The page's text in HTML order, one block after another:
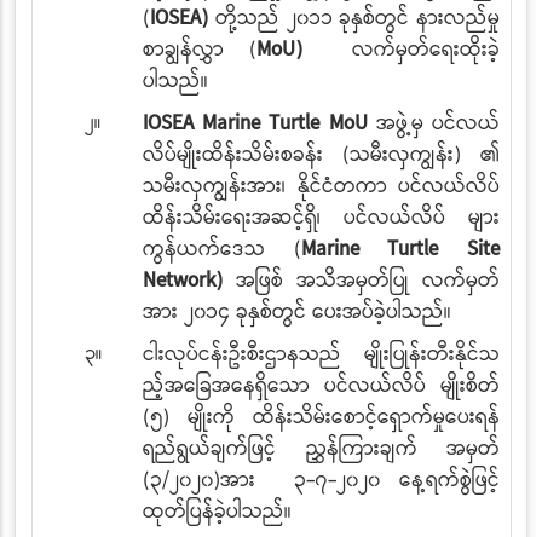
(IOSEA) တို့သည် ၂၀၁၁ ခုနှစ်တွင် နားလည်မှု
စာချွန်လွှာ (MoU)လက်မှတ်ရေးထိုးခဲ့
ပါသည်။
၂။ IOSEA Marine Turtle MoU အဖွဲ့မှ ပင်လယ်
လိပ်မျိုးထိန်းသိမ်းစခန်း (သမီးလှကျွန်း)
၏
သမီးလှကျွန်းအား၊ နိုင်ငံတကာ ပင်လယ်လိပ်
ထိန်းသိမ်းရေးအဆင့်ရှိ၊ ပင်လယ်လိပ်
များ
ကွန်ယက်ဒေသ (Marine Turtle Site
Network) အဖြစ် အသိအမှတ်ပြု လက်မှတ်
အား ၂၀၁၄ ခုနှစ်တွင် ပေးအပ်ခဲ့ပါသည်။
၃။
ငါးလုပ်ငန်းဦးစီးဌာနသည် မျိုးပြုန်းတီးနိုင်သ
ည့်အခြေအနေရှိသော ပင်လယ်လိပ် မျိုးစိတ်
(၅) မျိုးကို ထိန်းသိမ်းစောင့်ရှောက်မှုပေးရန်
ရည်ရွယ်ချက်ဖြင့် ညွှန်ကြားချက်
အမှတ်
(၃/၂၀၂၀)အား ၃-၇-၂၀၂၀ နေ့ရက်စွဲဖြင့်
ထုတ်ပြန်ခဲ့ပါသည်။